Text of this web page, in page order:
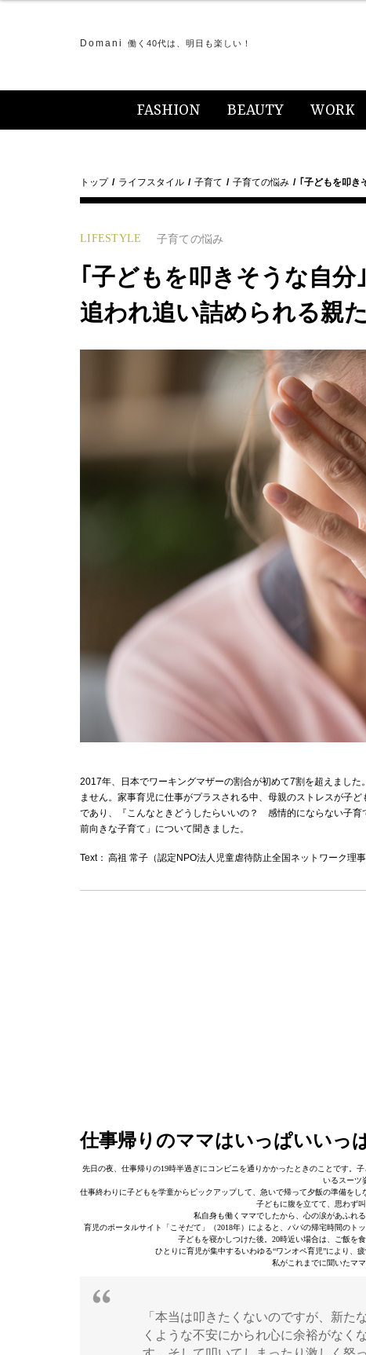
Domani 働く40代は、明日も楽しい！
FASHION BEAUTY WORK
トップ ライフスタイル 子育て 子育ての悩み ｢子どもを叩き
LIFESTYLE 子育ての悩み
｢子どもを叩きそうな自
追われ追い詰められる親
2017年、日本でワーキングマザーの割合が初めて7割を超えまし
ません。家事育児に仕事がプラスされる中、母親のストレスが子
であり、『こんなときどうしたらいいの？ 感情的にならない子育
前向きな子育て」について聞きました。
Text： 高祖 常子（認定NPO法人児童虐待防止全国ネットワーク理事
仕事帰りのママはいっぱいいっ
先日の夜、仕事帰りの19時半過ぎにコンビニを通りかかったときのことです。
いるスーツ
仕事終わりに子どもを学童からピックアップして、急いで帰って夕飯の準備を
子どもに腹を立てて、思わず
私自身も働くママでしたから、心の涙があふれ
育児のポータルサイト「こそだて」（2018年）によると、パパの帰宅時間のト
子どもを寝かしつけた後。20時近い場合は、ご飯を
ひとりに育児が集中するいわゆる“ワンオペ育児”により、
私がこれまでに聞いたマ
「本当は叩きたくないのですが、新
くような不安にかられ心に余裕がなく